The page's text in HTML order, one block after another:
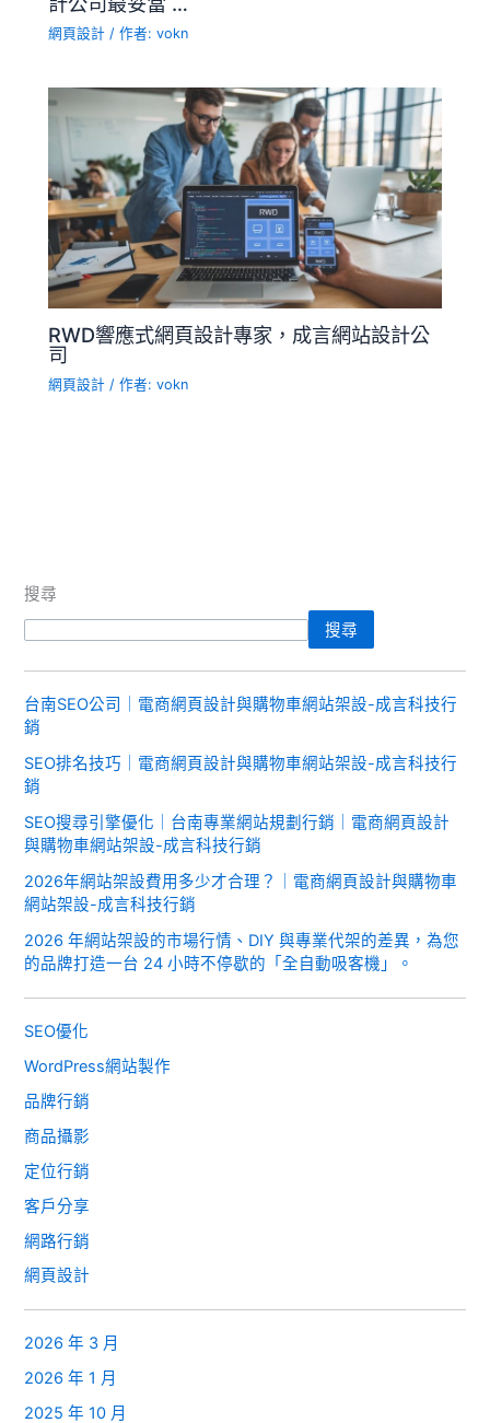
網頁設計 / 作者:vokn
RWD響應式網頁設計專家，成言網站設計公
司
網頁設計 / 作者:vokn
搜尋
搜尋
台南SEO公司｜電商網頁設計與購物車網站架設-成言科技行
銷
SEO排名技巧｜電商網頁設計與購物車網站架設-成言科技行
銷
SEO搜尋引擎優化｜台南專業網站規劃行銷｜電商網頁設計
與購物車網站架設-成言科技行銷
2026年網站架設費用多少才合理？｜電商網頁設計與購物車
網站架設-成言科技行銷
2026 年網站架設的市場行情、DIY 與專業代架的差異，為您
的品牌打造一台 24 小時不停歇的「全自動吸客機」。
SEO優化
WordPress網站製作
品牌行銷
商品攝影
定位行銷
客戶分享
網路行銷
網頁設計
2026 年 3 月
2026 年 1 月
2025 年 10 月